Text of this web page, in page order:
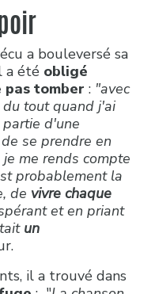
a bouleversé sa
a été obligé
tomber : "avec
tout quand j'ai
d'une
se prendre en
me rends compte
probablement la
de vivre chaque
et en priant
un
il a trouvé dans